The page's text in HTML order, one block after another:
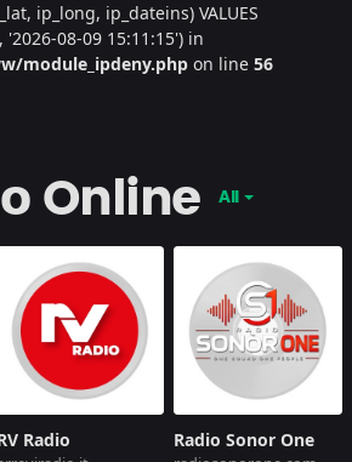
ip_long, ip_dateins) VALUES
08-09 15:11:15') in
module_ipdeny.php on line 56
Online All
Radio Radio Sonor One